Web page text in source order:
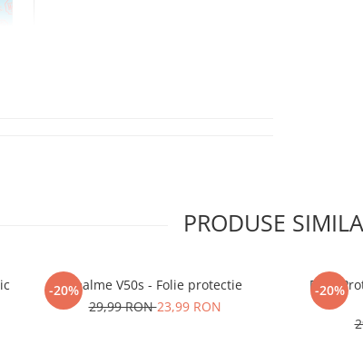
producerea foliilorNU
flexibil.
ca NU SE SPARGEin
si periculoase.
PRODUSE
-20%Realme V50s - Folie protectie
29,99 RON23,99 RON
-20%
Folie